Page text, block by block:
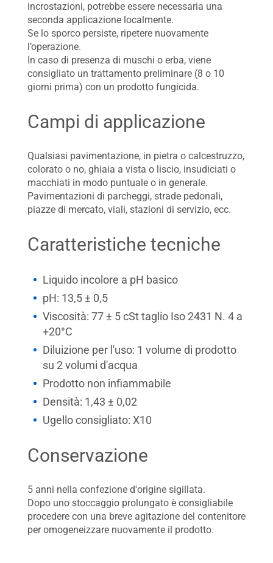
incrostazioni, potrebbe essere necessaria una
seconda applicazione localmente.
Se lo sporco persiste, ripetere nuovamente
l’operazione.
In caso di presenza di muschi o erba, viene
consigliato un trattamento preliminare (8 o 10
giorni prima) con un prodotto fungicida.
Campi di applicazione
Qualsiasi pavimentazione, in pietra o calcestruzzo,
colorato o no, ghiaia a vista o liscio, insudiciati o
macchiati in modo puntuale o in generale.
Pavimentazioni di parcheggi, strade pedonali,
piazze di mercato, viali, stazioni di servizio, ecc.
Caratteristiche tecniche
Liquido incolore a pH basico
pH: 13,5 ± 0,5
Viscosità: 77 ± 5 cSt taglio Iso 2431 N. 4 a
+20°C
Diluizione per l'uso: 1 volume di prodotto
su 2 volumi d'acqua
Prodotto non infiammabile
Densità: 1,43 ± 0,02
Ugello consigliato: X10
Conservazione
5 anni nella confezione d'origine sigillata.
Dopo uno stoccaggio prolungato è consigliabile
procedere con una breve agitazione del contenitore
per omogeneizzare nuovamente il prodotto.